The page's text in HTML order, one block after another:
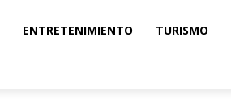
ENTRETENIMIENTO TURISMO